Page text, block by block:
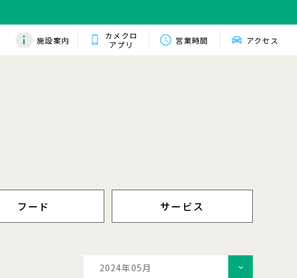
施設案内
カメクロ
アプリ
営業時間 アクセス
フード サービス
2024年05月